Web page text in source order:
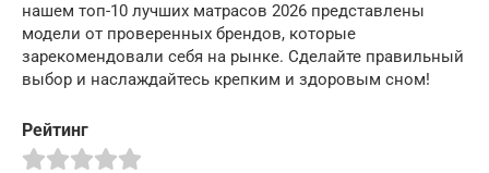
нашем топ-10 лучших матрасов 2026 представлены
модели от проверенных брендов, которые
зарекомендовали себя на рынке. Сделайте правильный
выбор и наслаждайтесь крепким и здоровым сном!
Рейтинг